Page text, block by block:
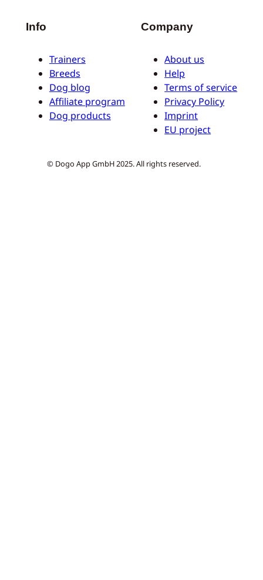
Info
Trainers
Breeds
Dog blog
Affiliate program
Dog products
Company
About us
Help
Terms of service
Privacy Policy
Imprint
EU project
© Dogo App GmbH 2025. All rights reserved.